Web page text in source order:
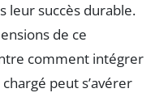
leur succès durable.
de ce
comment intégrer
peut s’avérer